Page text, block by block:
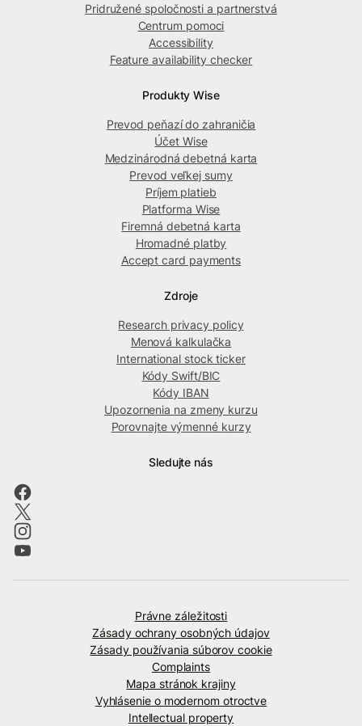
Pridružené spoločnosti a partnerstvá
Centrum pomoci
Accessibility
Feature availability checker
Produkty Wise
Prevod peňazí do zahraničia
Účet Wise
Medzinárodná debetná karta
Prevod veľkej sumy
Príjem platieb
Platforma Wise
Firemná debetná karta
Hromadné platby
Accept card payments
Zdroje
Research privacy policy
Menová kalkulačka
International stock ticker
Kódy Swift/BIC
Kódy IBAN
Upozornenia na zmeny kurzu
Porovnajte výmenné kurzy
Sledujte nás
Právne záležitosti
Zásady ochrany osobných údajov
Zásady používania súborov cookie
Complaints
Mapa stránok krajiny
Vyhlásenie o modernom otroctve
Intellectual property